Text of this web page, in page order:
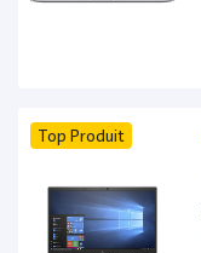
Top Produit